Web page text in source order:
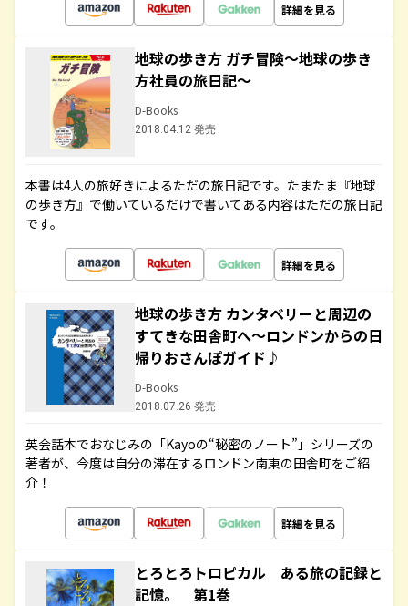
詳細を見る
地球の歩き方 ガチ冒険～地球の歩き
方社員の旅日記～
D-Books
2018.04.12 発売
本書は4人の旅好きによるただの旅日記です。たまたま『地球
の歩き方』で働いているだけで書いてある内容はただの旅日記
です。
詳細を見る
地球の歩き方 カンタベリーと周辺の
すてきな田舎町へ～ロンドンからの日
帰りおさんぽガイド♪
D-Books
2018.07.26 発売
英会話本でおなじみの「Kayoの“秘密のノート”」シリーズの
著者が、今度は自分の滞在するロンドン南東の田舎町をご紹
介！
詳細を見る
とろとろトロピカル ある旅の記録と
記憶。 第1巻